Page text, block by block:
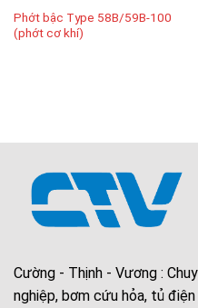
Phớt bậc Type 58B/59B-100
(phớt cơ khí)
Cường - Thịnh - Vương :
nghiệp, bơm cứu hỏa, tủ